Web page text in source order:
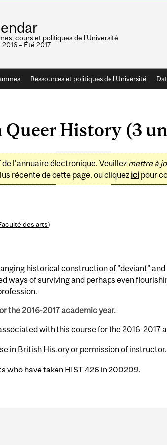
cours et politiques de l'Université
– Été 2017
Ressources et politiques de l'Université
Queer History (3
de l'annuaire électronique. Veuillez mettre à
récente de cette page, ou cliquez icipour
des arts)
historical construction of "deviant"
ways of surviving and perhaps even
the 2016-2017 academic year.
with this course for the 2016-2017
in British History or permission of instructor.
who have taken HIST 426 in 200209.